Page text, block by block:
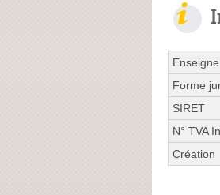
Enseigne
Forme
SIRET
N° TVA
Création